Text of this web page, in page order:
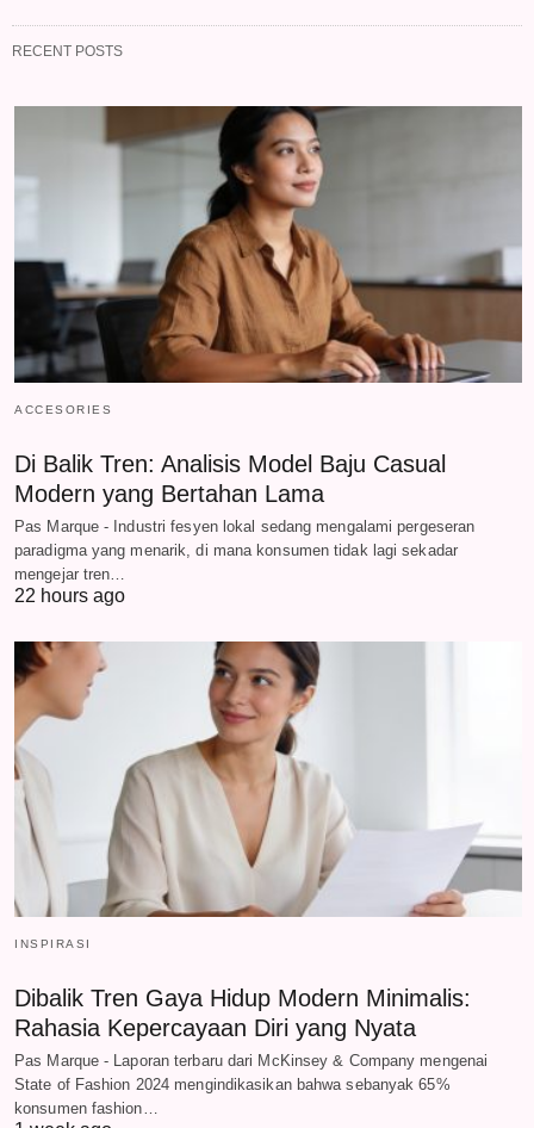
RECENT POSTS
ACCESORIES
Di Balik Tren: Analisis Model Baju Casual
Modern yang Bertahan Lama
Pas Marque - Industri fesyen lokal sedang mengalami pergeseran
paradigma yang menarik, di mana konsumen tidak lagi sekadar
mengejar tren…
22 hours ago
INSPIRASI
Dibalik Tren Gaya Hidup Modern Minimalis:
Rahasia Kepercayaan Diri yang Nyata
Pas Marque - Laporan terbaru dari McKinsey & Company mengenai
State of Fashion 2024 mengindikasikan bahwa sebanyak 65%
konsumen fashion…